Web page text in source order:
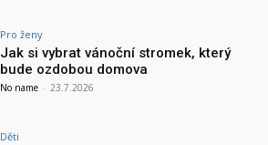
Pro ženy
Jak si vybrat vánoční stromek, který
bude ozdobou domova
No name - 23.7.2026
Děti